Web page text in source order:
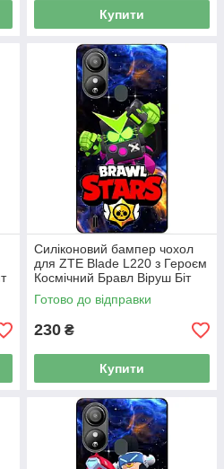
Купити
Силіконовий бампер чохол
для ZTE Blade L220 з Героєм
Космічний Бравл Віруш Біт
Готово до відправки
230 ₴
Купити